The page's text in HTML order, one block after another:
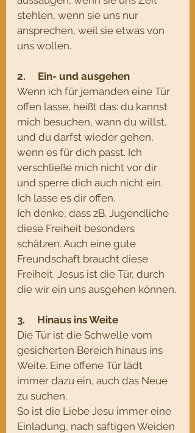
stehlen, wenn sie uns nur
ansprechen, weil sie etwas von
uns wollen.
2.     Ein- und ausgehen
Wenn ich für jemanden eine Tür
offen lasse, heißt das: du kannst
mich besuchen, wann du willst,
und du darfst wieder gehen,
wenn es für dich passt. Ich
verschließe mich nicht vor dir
und sperre dich auch nicht ein.
Ich lasse es dir offen.
Ich denke, dass zB. Jugendliche
diese Freiheit besonders
schätzen. Auch eine gute
Freundschaft braucht diese
Freiheit. Jesus ist die Tür, durch
die wir ein uns ausgehen können.
3.     Hinaus ins Weite
Die Tür ist die Schwelle vom
gesicherten Bereich hinaus ins
Weite. Eine offene Tür lädt
immer dazu ein, auch das Neue
zu suchen.
So ist die Liebe Jesu immer eine
Einladung, nach saftigen Weiden